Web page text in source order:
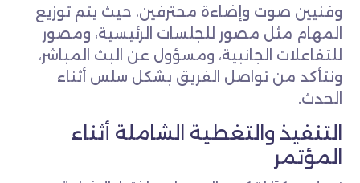
وفنيين صوت وإضاءة محترفين، حيث يتم توزيع
المهام مثل مصور للجلسات الرئيسية، ومصور
للتفاعلات الجانبية، ومسؤول عن البث المباشر،
ونتأكد من تواصل الفريق بشكل سلس أثناء
الحدث.
التنفيذ والتغطية الشاملة أثناء
المؤتمر